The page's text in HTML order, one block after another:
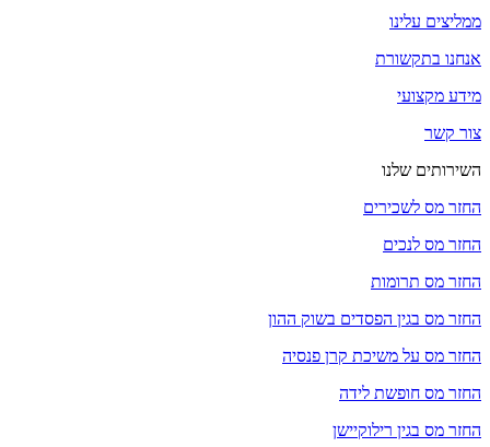
ממליצים עלינו
אנחנו בתקשורת
מידע מקצועי
צור קשר
השירותים שלנו
החזר מס לשכירים
החזר מס לנכים
החזר מס תרומות
החזר מס בגין הפסדים בשוק ההון
החזר מס על משיכת קרן פנסיה
החזר מס חופשת לידה
החזר מס בגין רילוקיישן